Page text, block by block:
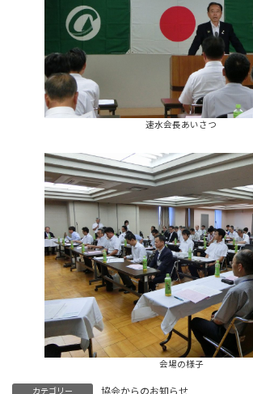
速水会長あいさつ
会場の様子
カテゴリー 協会からのお知らせ